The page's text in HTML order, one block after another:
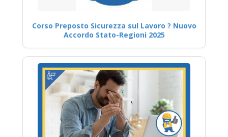
Corso Preposto Sicurezza sul Lavoro ? Nuovo
Accordo Stato-Regioni 2025